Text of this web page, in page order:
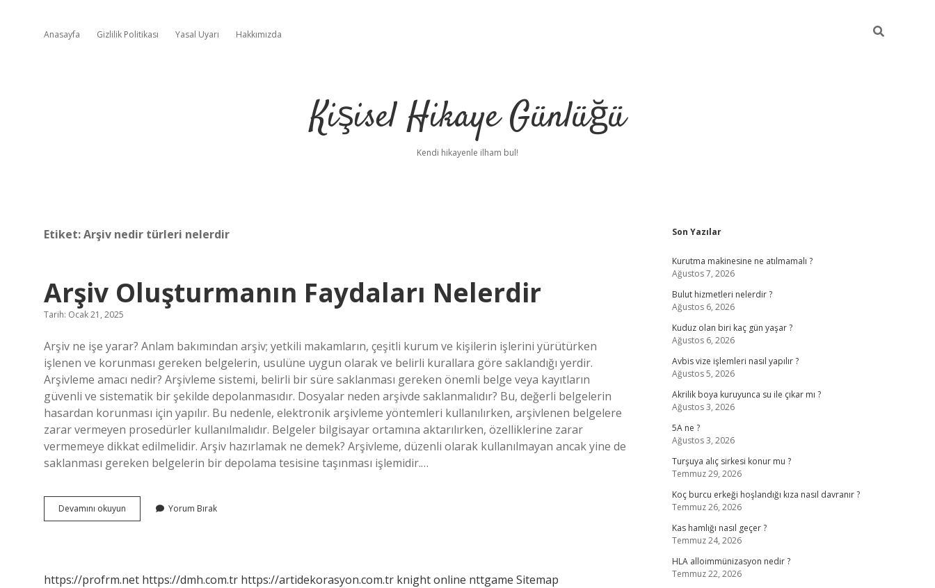
Anasayfa Gizlilik Politikası Yasal Uyarı Hakkımızda
Kişisel Hikaye Günlüğü
Kendi hikayenle ilham bul!
Etiket:Arşiv nedir türleri nelerdir
Arşiv Oluşturmanın Faydaları Nelerdir
Tarih: Ocak 21, 2025
Arşiv ne işe yarar? Anlam bakımından arşiv; yetkili makamların, çeşitli kurum ve kişilerin işlerini yürütürken
işlenen ve korunması gereken belgelerin, usulüne uygun olarak ve belirli kurallara göre saklandığı yerdir.
Arşivleme amacı nedir? Arşivleme sistemi, belirli bir süre saklanması gereken önemli belge veya kayıtların
güvenli ve sistematik bir şekilde depolanmasıdır. Dosyalar neden arşivde saklanmalıdır? Bu, değerli belgelerin
hasardan korunması için yapılır. Bu nedenle, elektronik arşivleme yöntemleri kullanılırken, arşivlenen belgelere
zarar vermeyen prosedürler kullanılmalıdır. Belgeler bilgisayar ortamına aktarılırken, özelliklerine zarar
vermemeye dikkat edilmelidir. Arşiv hazırlamak ne demek? Arşivleme, düzenli olarak kullanılmayan ancak yine de
saklanması gereken belgelerin bir depolama tesisine taşınması işlemidir.…
Devamını okuyun
Oluşturmanın
Yorum Bırak
https://profrm.net https://dmh.com.tr https://artidekorasyon.com.tr knight online nttgame Sitemap
Sidebar
Son Yazılar
Kurutma makinesine ne atılmamalı ?
Ağustos 7, 2026
Bulut hizmetleri nelerdir ?
Ağustos 6, 2026
Kuduz olan biri kaç gün yaşar ?
Ağustos 6, 2026
Avbis vize işlemleri nasıl yapılır ?
Ağustos 5, 2026
Akrilik boya kuruyunca su ile çıkar mı ?
Ağustos 3, 2026
5A ne ?
Ağustos 3, 2026
Turşuya alıç sirkesi konur mu ?
Temmuz 29, 2026
Koç burcu erkeği hoşlandığı kıza nasıl davranır ?
Temmuz 26, 2026
Kas hamlığı nasıl geçer ?
Temmuz 24, 2026
HLA alloimmünizasyon nedir ?
Temmuz 22, 2026